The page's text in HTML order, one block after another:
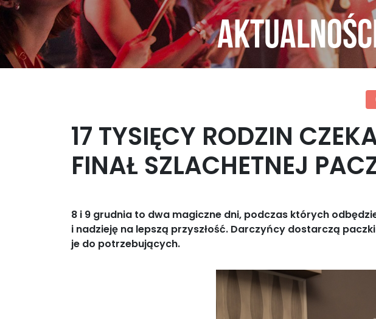
17 TYSIĘCY RODZIN
FINAŁ SZLACHETNEJ
8 i 9 grudnia to dwa magiczne dni, podczas których
i nadzieję na lepszą przyszłość. Darczyńcy dostarczą
je do potrzebujących.